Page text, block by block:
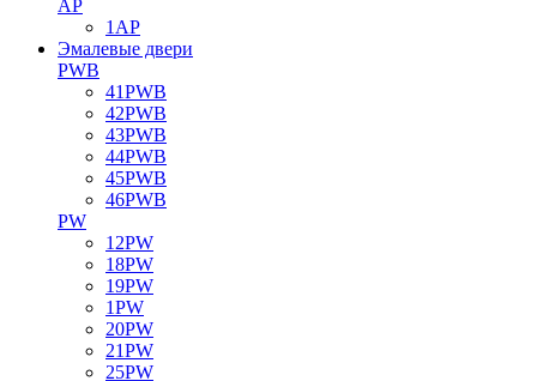
AP
1AP
Эмалевые двери
PWB
41PWB
42PWB
43PWB
44PWB
45PWB
46PWB
PW
12PW
18PW
19PW
1PW
20PW
21PW
25PW